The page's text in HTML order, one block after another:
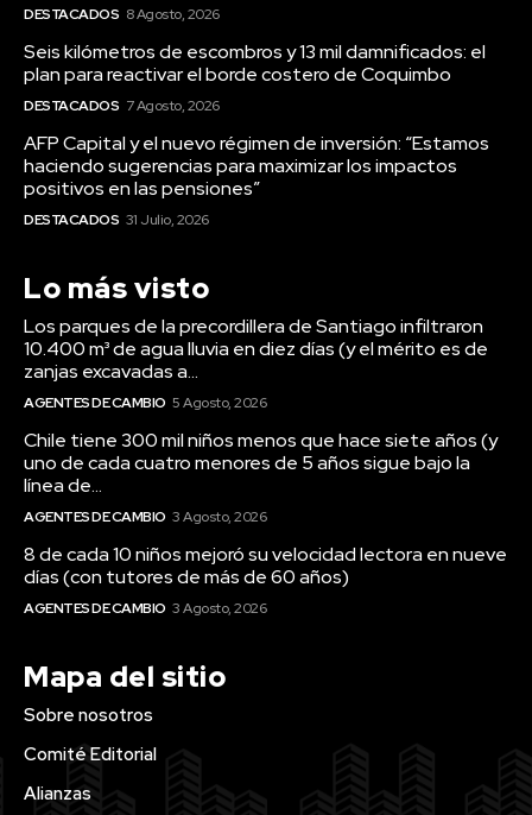
DESTACADOS 8 Agosto, 2026
Seis kilómetros de escombros y 13 mil damnificados: el
plan para reactivar el borde costero de Coquimbo
DESTACADOS 7 Agosto, 2026
AFP Capital y el nuevo régimen de inversión: “Estamos
haciendo sugerencias para maximizar los impactos
positivos en las pensiones”
DESTACADOS 31 Julio, 2026
Lo más visto
Los parques de la precordillera de Santiago infiltraron
10.400 m³ de agua lluvia en diez días (y el mérito es de
zanjas excavadas a...
AGENTES DE CAMBIO 5 Agosto, 2026
Chile tiene 300 mil niños menos que hace siete años (y
uno de cada cuatro menores de 5 años sigue bajo la
línea de...
AGENTES DE CAMBIO 3 Agosto, 2026
8 de cada 10 niños mejoró su velocidad lectora en nueve
días (con tutores de más de 60 años)
AGENTES DE CAMBIO 3 Agosto, 2026
Mapa del sitio
Sobre nosotros
Comité Editorial
Alianzas